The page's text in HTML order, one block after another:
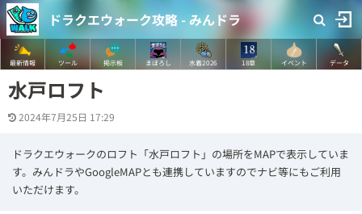
ドラクエウォーク攻略 - みんドラ
最新情報 ツール 掲示板 まぼろし 水着2026 18章 イベント データ
水戸ロフト
2024年7月25日 17:29
ドラクエウォークのロフト「水戸ロフト」の場所をMAPで表示していま
す。みんドラやGoogleMAPとも連携していますのでナビ等にもご利用
いただけます。